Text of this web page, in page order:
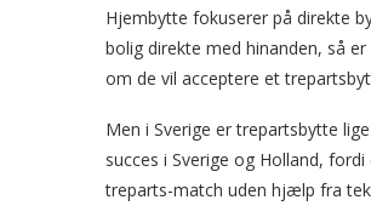
Hjembytte fokuserer på direkte
bolig direkte med hinanden, så
om de vil acceptere et
Men i Sverige er trepartsbytte
succes i Sverige og Holland,
treparts-match uden hjælp fra